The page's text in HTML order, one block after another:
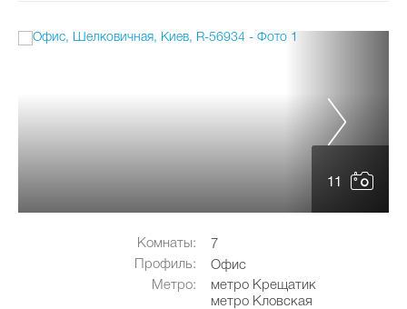
11
Комнаты:
7
Профиль:
Офис
Метро:
метро Крещатик
метро Кловская